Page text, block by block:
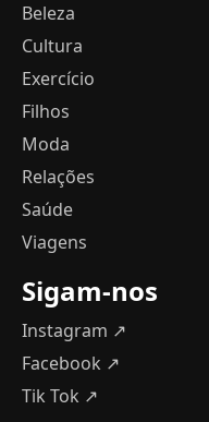
Beleza
Cultura
Exercício
Filhos
Moda
Relações
Saúde
Viagens
Sigam-nos
Instagram ↗
Facebook ↗
Tik Tok ↗